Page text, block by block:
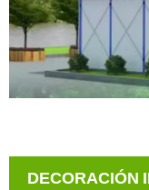
DECORACIÓN